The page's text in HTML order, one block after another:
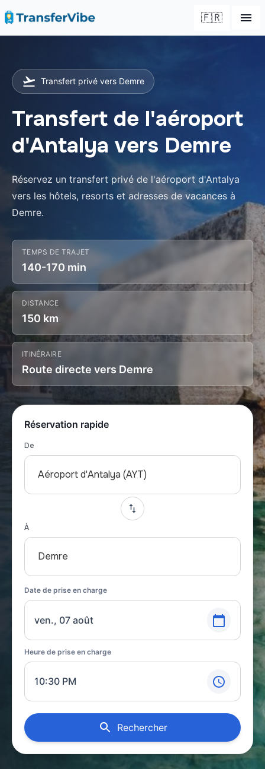
🇫🇷
Transfert privé vers Demre
Transfert de l'aéroport
d'Antalya vers Demre
Réservez un transfert privé de l'aéroport d'Antalya
vers les hôtels, resorts et adresses de vacances à
Demre.
TEMPS DE TRAJET
140-170 min
DISTANCE
150 km
ITINÉRAIRE
Route directe vers Demre
Réservation rapide
De
Aéroport d'Antalya (AYT)
À
Demre
Date de prise en charge
ven., 07 août
Heure de prise en charge
10:30 PM
Rechercher